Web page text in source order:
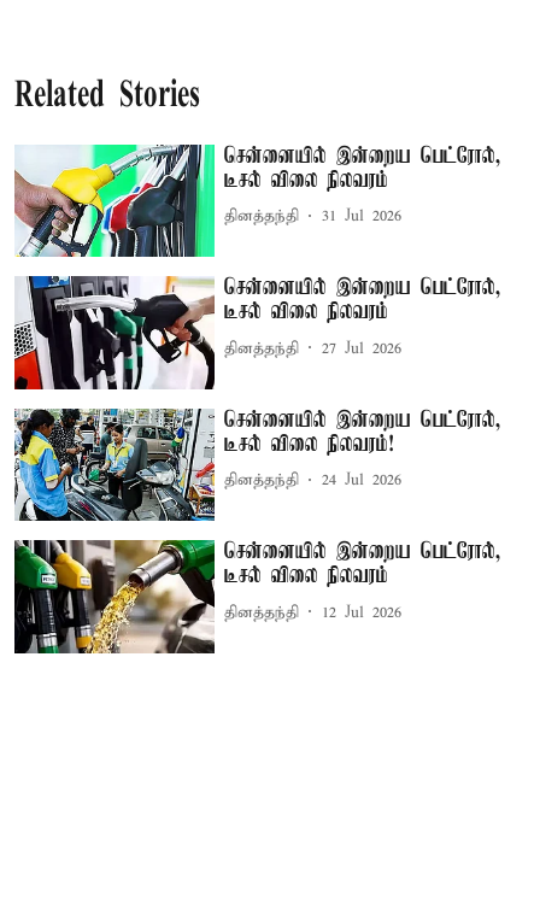
Related Stories
சென்னையில் இன்றைய பெட்ரோல்,
டீசல் விலை நிலவரம்
தினத்தந்தி 31 Jul 2026
சென்னையில் இன்றைய பெட்ரோல்,
டீசல் விலை நிலவரம்
தினத்தந்தி 27 Jul 2026
சென்னையில் இன்றைய பெட்ரோல்,
டீசல் விலை நிலவரம்!
தினத்தந்தி 24 Jul 2026
சென்னையில் இன்றைய பெட்ரோல்,
டீசல் விலை நிலவரம்
தினத்தந்தி 12 Jul 2026